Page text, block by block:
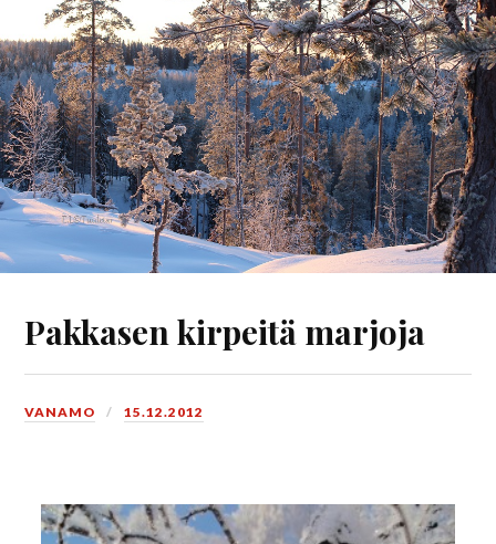
Pakkasen kirpeitä marjoja
VANAMO 15.12.2012